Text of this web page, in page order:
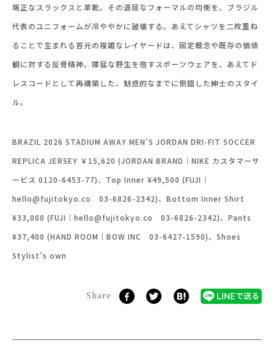
端正なスラックスと革靴。その退屈なフォーマルの均衡を、ブラジル
代表のユニフォームが冷ややかに破壊する。あえてシャツを二枚重ね
ることで生まれる首元の複雑なレイヤードは、固定概念や既存の価値
観に対する反骨精神。獰猛な野生を宿すスポーツウェアを、あえてド
レスコードとして再構築した、魅惑的なまでに倒錯した紳士のスタイ
ル。
BRAZIL 2026 STADIUM AWAY MEN'S JORDAN DRI-FIT SOCCER
REPLICA JERSEY ￥15,620 (JORDAN BRAND｜NIKE カスタマーサ
ービス 0120-6453-77)、Top Inner ¥49,500 (FUJI｜
hello@fujitokyo.co 03-6826-2342)、Bottom Inner Shirt
¥33,000 (FUJI｜hello@fujitokyo.co 03-6826-2342)、Pants
¥37,400 (HAND ROOM｜BOW INC 03-6427-1590)、Shoes
Stylist’s own
Share